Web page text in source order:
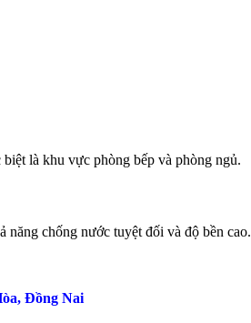
là khu vực phòng bếp và phòng ngủ.
chống nước tuyệt đối và độ bền cao.
Đồng Nai